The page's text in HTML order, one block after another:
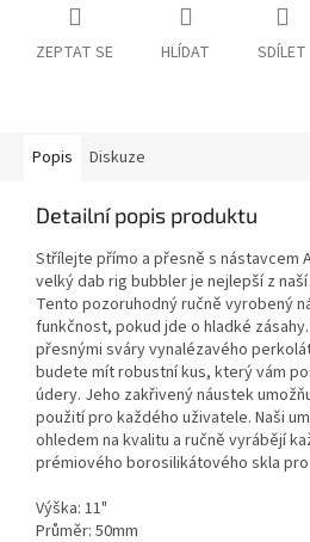
ZEPTAT SE HLÍDAT SDÍLET
Popis Diskuze
Detailní popis produktu
Střílejte přímo a přesně s nástavcem
velký dab rig bubbler je nejlepší z
Tento pozoruhodný ručně vyrobený
funkčnost, pokud jde o hladké
přesnými sváry vynalézavého
budete mít robustní kus, který vám
údery. Jeho zakřivený náustek
použití pro každého uživatele. Naši
ohledem na kvalitu a ručně vyrábějí
prémiového borosilikátového skla
Výška: 11"
Průměr: 50mm